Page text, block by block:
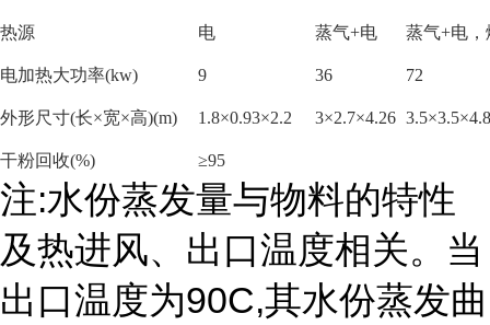
热源 电 蒸气+电 蒸气+电，
电加热大功率(kw) 9 36 72
外形尺寸(长×宽×高)(m) 1.8×0.93×2.2 3×2.7×4.26 3.5×3.5×4.8
干粉回收(%) ≥95
注:水份蒸发量与物料的特性
及热进风、出口温度相关。当
出口温度为90C,其水份蒸发曲